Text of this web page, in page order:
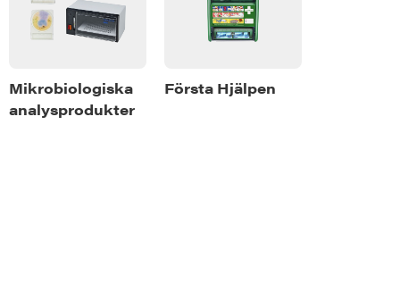
Mikrobiologiska
analysprodukter
Första Hjälpen